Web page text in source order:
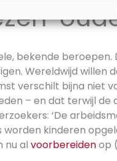
bekende beroepen.
Wereldwijd willen
verschilt bijna niet
– en dat terwijl de
‘De
kinderen
nu al voorbereidenop